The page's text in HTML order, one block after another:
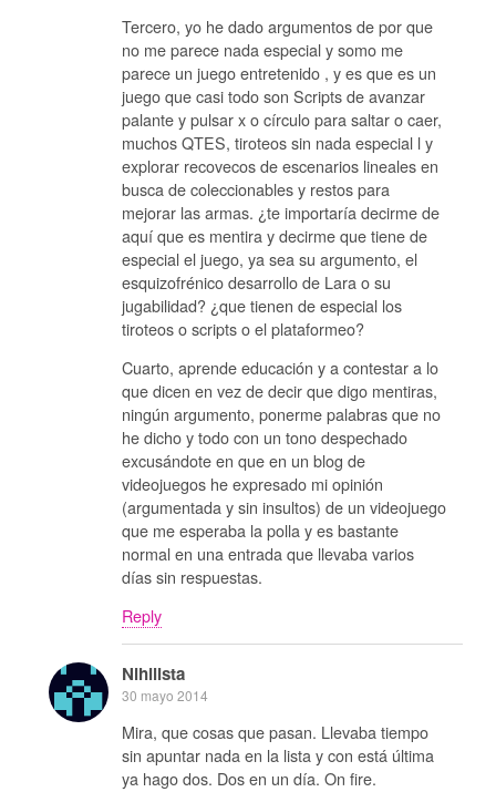
Tercero, yo he dado argumentos de por que
no me parece nada especial y somo me
parece un juego entretenido , y es que es un
juego que casi todo son Scripts de avanzar
palante y pulsar x o círculo para saltar o caer,
muchos QTES, tiroteos sin nada especial l y
explorar recovecos de escenarios lineales en
busca de coleccionables y restos para
mejorar las armas. ¿te importaría decirme de
aquí que es mentira y decirme que tiene de
especial el juego, ya sea su argumento, el
esquizofrénico desarrollo de Lara o su
jugabilidad? ¿que tienen de especial los
tiroteos o scripts o el plataformeo?
Cuarto, aprende educación y a contestar a lo
que dicen en vez de decir que digo mentiras,
ningún argumento, ponerme palabras que no
he dicho y todo con un tono despechado
excusándote en que en un blog de
videojuegos he expresado mi opinión
(argumentada y sin insultos) de un videojuego
que me esperaba la polla y es bastante
normal en una entrada que llevaba varios
días sin respuestas.
Reply
Nihilista
30 mayo 2014
Mira, que cosas que pasan. Llevaba tiempo
sin apuntar nada en la lista y con está última
ya hago dos. Dos en un día. On fire.